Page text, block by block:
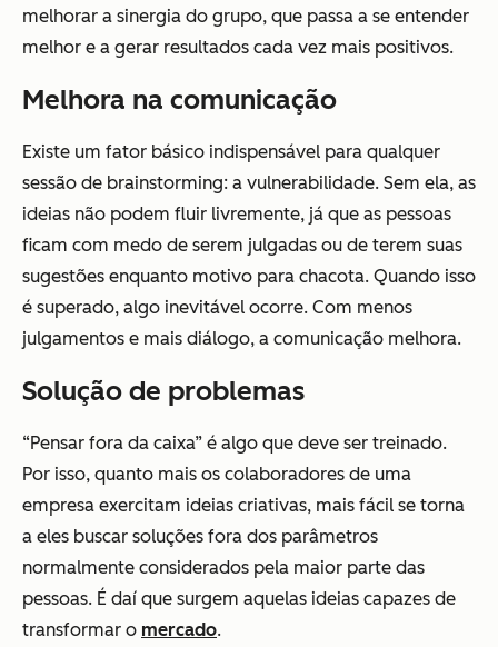
melhorar a sinergia do grupo, que passa a se entender
melhor e a gerar resultados cada vez mais positivos.
Melhora na comunicação
Existe um fator básico indispensável para qualquer
sessão de brainstorming: a vulnerabilidade. Sem ela, as
ideias não podem fluir livremente, já que as pessoas
ficam com medo de serem julgadas ou de terem suas
sugestões enquanto motivo para chacota. Quando isso
é superado, algo inevitável ocorre. Com menos
julgamentos e mais diálogo, a comunicação melhora.
Solução de problemas
“Pensar fora da caixa” é algo que deve ser treinado.
Por isso, quanto mais os colaboradores de uma
empresa exercitam ideias criativas, mais fácil se torna
a eles buscar soluções fora dos parâmetros
normalmente considerados pela maior parte das
pessoas. É daí que surgem aquelas ideias capazes de
transformar o mercado.